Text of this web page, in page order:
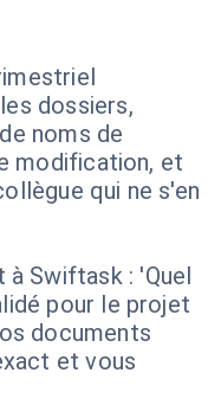
dossiers,
noms de
modification, et
qui ne s'en
Swiftask : 'Quel
pour le projet
documents
et vous